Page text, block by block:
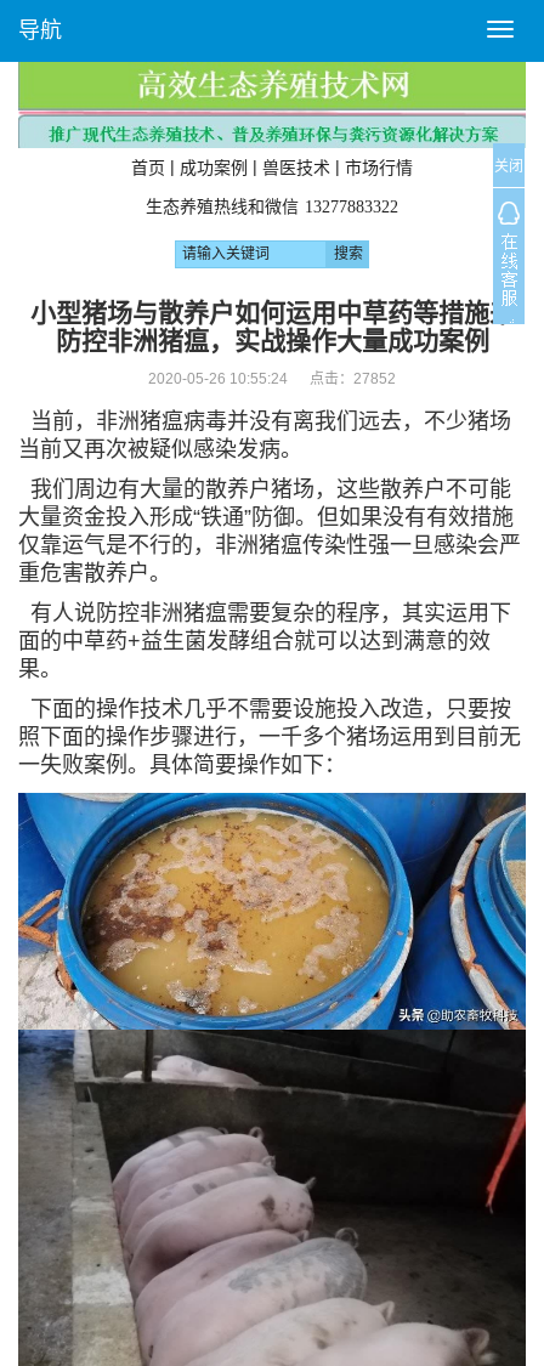
T
o
g
l
e
n
a
v
i
g
a
o
n
导航
首页 | 成功案例 | 兽医技术 | 市场行情
生态养殖热线和微信 13277883322
小型猪场与散养户如何运用中草药等措施来
防控非洲猪瘟，实战操作大量成功案例
2020-05-26 10:55:24 点击： 27852
当前，非洲猪瘟病毒并没有离我们远去，不少猪场
当前又再次被疑似感染发病。
我们周边有大量的散养户猪场，这些散养户不可能
大量资金投入形成“铁通”防御。但如果没有有效措施
仅靠运气是不行的，非洲猪瘟传染性强一旦感染会严
重危害散养户。
有人说防控非洲猪瘟需要复杂的程序，其实运用下
面的中草药+益生菌发酵组合就可以达到满意的效
果。
下面的操作技术几乎不需要设施投入改造，只要按
照下面的操作步骤进行，一千多个猪场运用到目前无
一失败案例。具体简要操作如下：
关闭